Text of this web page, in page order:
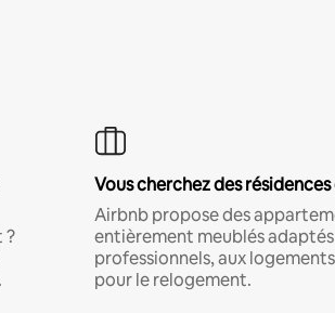
?
Vous cherchez des
Airbnb propose des
entièrement meublés
professionnels, aux
pour le relogement.